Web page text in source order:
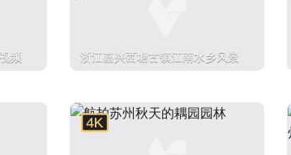
频 浙江嘉兴西塘古镇江南水乡风景